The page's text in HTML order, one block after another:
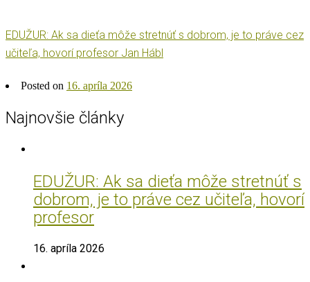
EDUŽUR: Ak sa dieťa môže stretnúť s dobrom, je to práve cez
učiteľa, hovorí profesor Jan Hábl
Posted on 16. apríla 2026
Najnovšie články
EDUŽUR: Ak sa dieťa môže stretnúť s
dobrom, je to práve cez učiteľa, hovorí
profesor
16. apríla 2026